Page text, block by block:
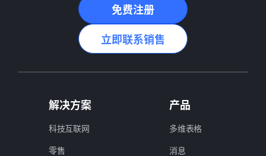
免费注册
立即联系销售
解决方案
科技互联网
零售
产品
多维表格
消息